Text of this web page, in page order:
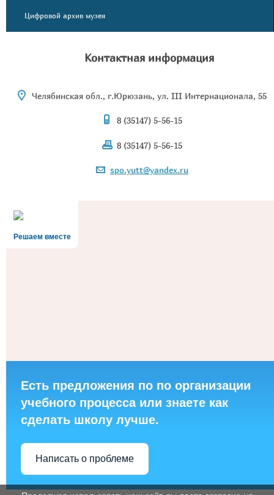
Цифровой архив музея
Контактная информация
Челябинская обл., г.Юрюзань, ул. III Интернационала, 55
8 (35147) 5-56-15
8 (35147) 5-56-15
spo.yutt@yandex.ru
Решаем вместе
Есть предложения по по организации
учебного процесса или знаете как
сделать школу лучше.
Написать о проблеме